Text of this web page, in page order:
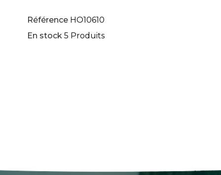
Référence HO10610
En stock 5 Produits